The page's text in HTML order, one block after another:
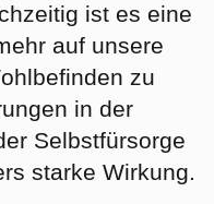
ist es eine
auf unsere
zu
in der
Selbstfürsorge
starke Wirkung.